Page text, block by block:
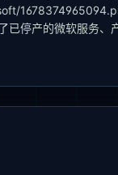
已停产的微软服务、